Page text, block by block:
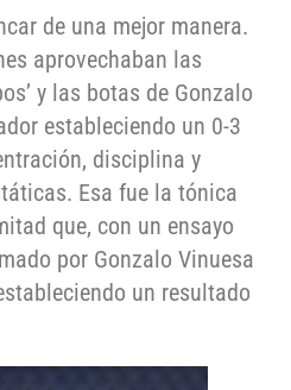
de una mejor manera.
aprovechaban las
y las botas de Gonzalo
estableciendo un 0-3
disciplina y
Esa fue la tónica
que, con un ensayo
por Gonzalo Vinuesa
un resultado